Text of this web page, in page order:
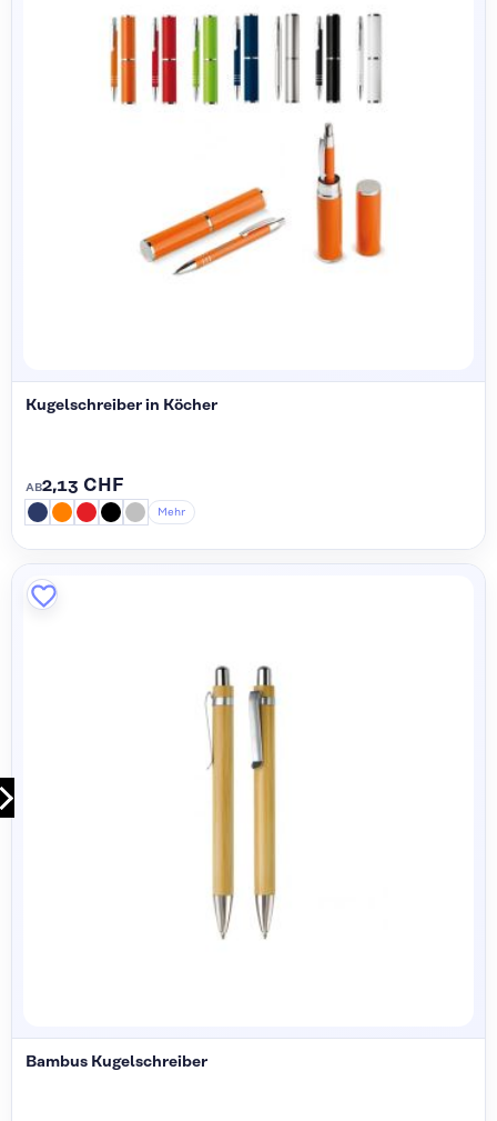
Kugelschreiber in Köcher
Mehr
AB2,13 CHF
Bambus Kugelschreiber